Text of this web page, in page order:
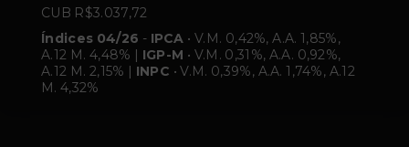
CUB R$3.037,72
Índices 04/26 - IPCA • V.M. 0,42%, A.A. 1,85%,
A.12 M. 4,48% | IGP-M • V.M. 0,31%, A.A. 0,92%,
A.12 M. 2,15% | INPC • V.M. 0,39%, A.A. 1,74%, A.12
M. 4,32%